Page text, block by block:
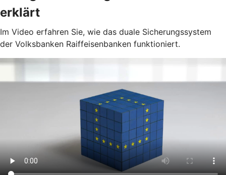
erklärt
Im Video erfahren Sie, wie das duale Sicherungssystem
der Volksbanken Raiffeisenbanken funktioniert.